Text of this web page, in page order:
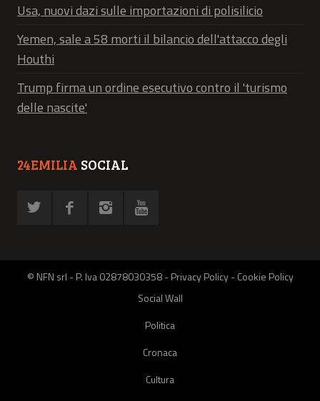
Usa, nuovi dazi sulle importazioni di polisilicio
Yemen, sale a 58 morti il bilancio dell'attacco degli
Houthi
Trump firma un ordine esecutivo contro il 'turismo
delle nascite'
24EMILIA SOCIAL
© NFN srl - P. Iva 02878030358 -Privacy Policy-Cookie Policy
Social Wall
Politica
Cronaca
Cultura